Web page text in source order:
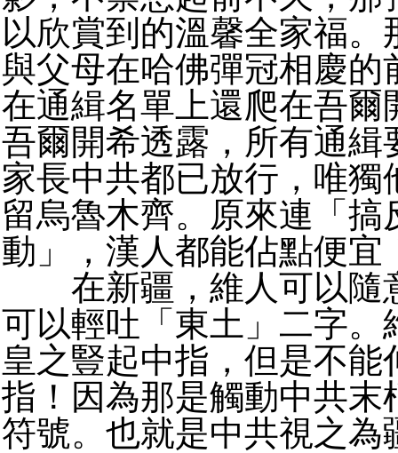
以欣賞到的溫馨全家福。
與父母在哈佛彈冠相慶的
在通緝名單上還爬在吾爾
吾爾開希透露，所有通緝
家長中共都已放行，唯獨
留烏魯木齊。原來連「搞
動」，漢人都能佔點便宜
在新疆，維人可以隨
可以輕吐「東土」二字。
皇之豎起中指，但是不能
指！因為那是觸動中共末
符號。也就是中共視之為